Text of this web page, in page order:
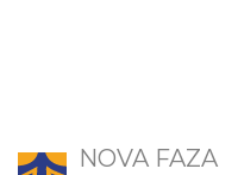
NOVA FAZA